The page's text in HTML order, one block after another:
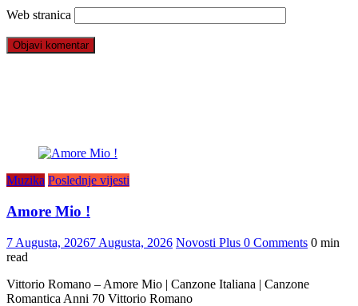
Web stranica
Muzika Poslednje vijesti
Amore Mio !
7 Augusta, 20267 Augusta, 2026 Novosti Plus 0 Comments 0 min
read
Vittorio Romano – Amore Mio | Canzone Italiana | Canzone
Romantica Anni 70 Vittorio Romano